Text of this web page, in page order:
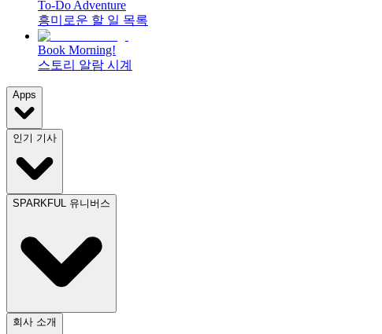
To-Do Adventure
흥미로운 할 일 목록
Book Morning!
스토리 알람 시계
Apps
인기 기사
SPARKFUL 유니버스
회사 소개